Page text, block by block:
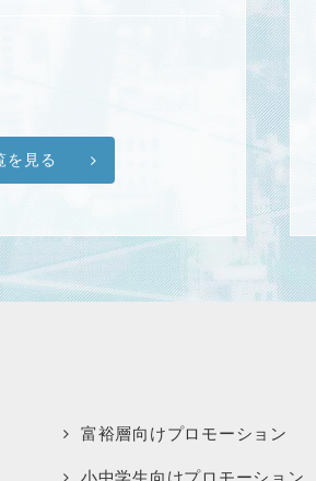
を見る
富裕層向けプロモーション